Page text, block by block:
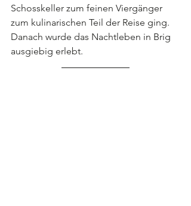
Schosskeller zum feinen Viergänger
zum kulinarischen Teil der Reise ging.
Danach wurde das Nachtleben in Brig
ausgiebig erlebt.